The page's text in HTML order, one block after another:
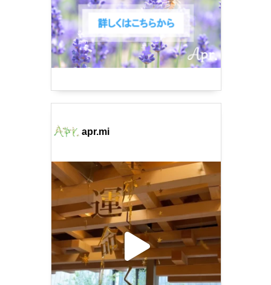
apr.mi